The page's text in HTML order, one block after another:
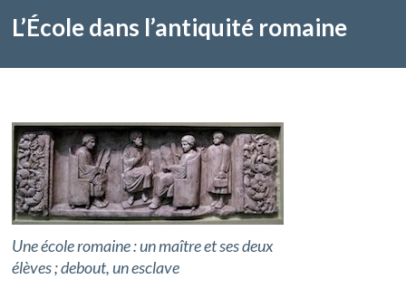
L’École dans l’antiquité romaine
Une école romaine : un maître et ses deux
élèves ; debout, un esclave